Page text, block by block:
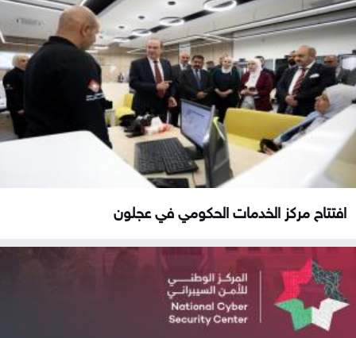
افتتاح مركز الخدمات الحكومي في عجلون